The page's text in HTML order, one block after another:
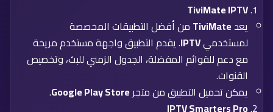
TiviMate IPTV
يعدTiviMate من أفضل التطبيقات المخصصة
لمستخدميIPTV. يقدم التطبيق واجهة مستخدم مريحة
مع دعم للقوائم المفضلة، الجدول الزمني للبث، وتخصيص
القنوات.
يمكن تحميل التطبيق من متجرGoogle Play Store
.
IPTV Smarters Pro